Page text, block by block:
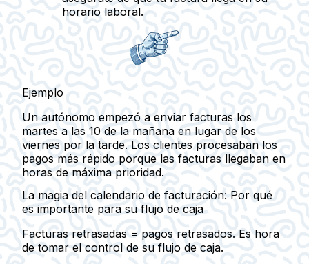
horario laboral.
Ejemplo
Un autónomo empezó a enviar facturas los
martes a las 10 de la mañana en lugar de los
viernes por la tarde. Los clientes procesaban los
pagos más rápido porque las facturas llegaban en
horas de máxima prioridad.
La magia del calendario de facturación: Por qué
es importante para su flujo de caja
Facturas retrasadas = pagos retrasados. Es hora
de tomar el control de su flujo de caja.